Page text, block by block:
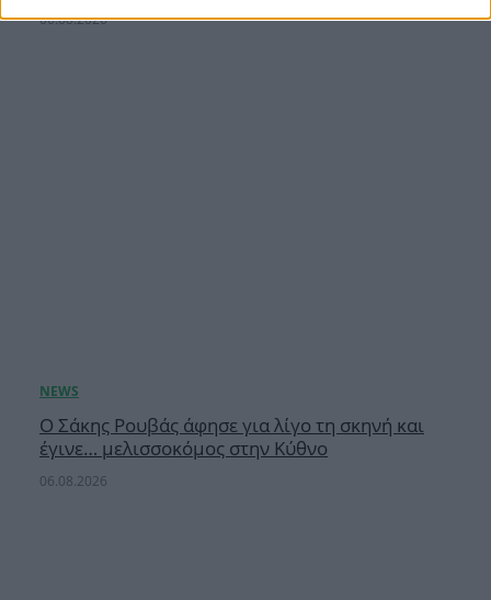
06.08.2026
Ο Σάκης Ρουβάς άφησε για λίγο τη σκηνή και
έγινε… μελισσοκόμος στην Κύθνο
06.08.2026